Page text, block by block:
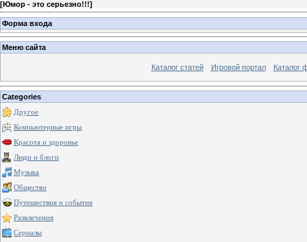
[Юмор - это серьезно!!!]
Форма входа
Меню сайта
Каталог статей Игровой портал Каталог
Categories
Другое
Компьютерные игры
Красота и здоровье
Люди и блоги
Музыка
Общество
Путешествия и события
Развлечения
Сериалы